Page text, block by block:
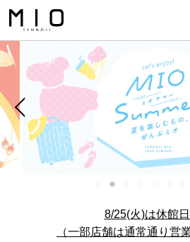
8/25(火)は休館
（一部店舗は通常通り営